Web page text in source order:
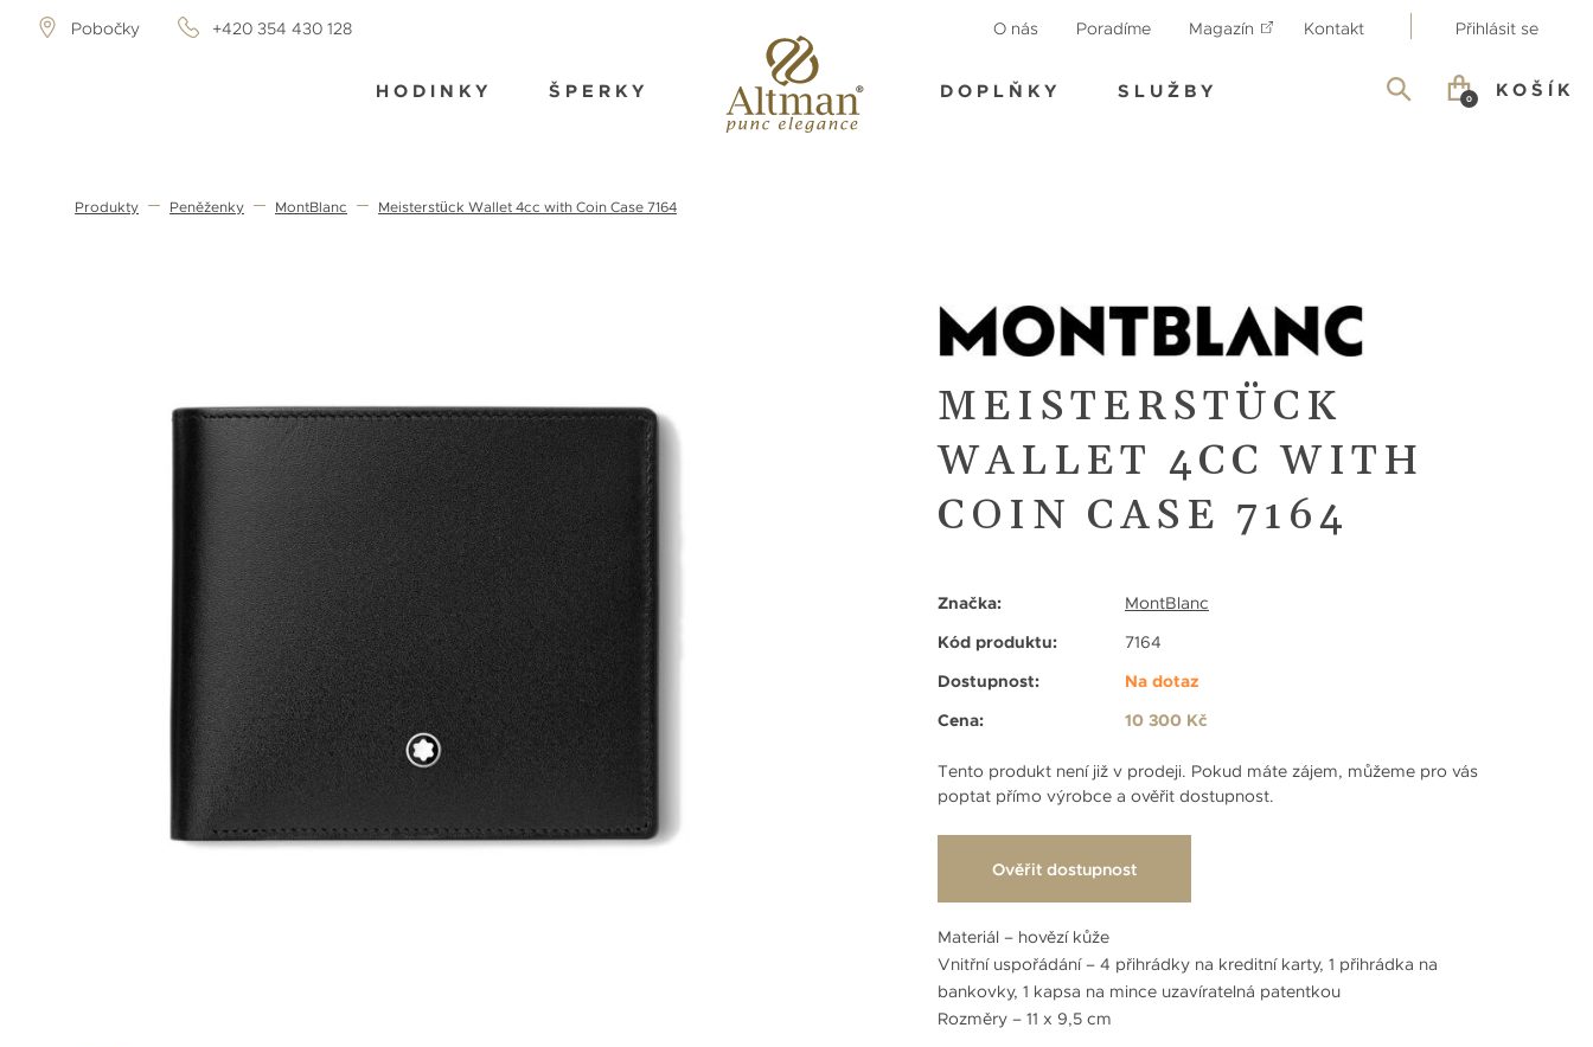
Pobočky +420 354 430 128 O nás Poradíme Magazín Kontakt Přihlásit se
HODINKY ŠPERKY DOPLŇKY SLUŽBY KOŠÍK
0
Produkty Peněženky MontBlanc Meisterstück Wallet 4cc with Coin Case 7164
MEISTERSTÜCK
WALLET 4CC WITH
COIN CASE 7164
Značka:
MontBlanc
Kód produktu:
7164
Dostupnost:
Na dotaz
Cena:
10 300 Kč
Tento produkt není již v prodeji. Pokud máte zájem, můžeme pro vás
poptat přímo výrobce a ověřit dostupnost.
Ověřit dostupnost
Materiál – hovězí kůže
Vnitřní uspořádání – 4 přihrádky na kreditní karty, 1 přihrádka na
bankovky, 1 kapsa na mince uzavíratelná patentkou
Rozměry – 11 x 9,5 cm